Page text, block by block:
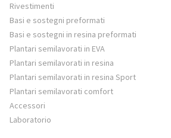
Rivestimenti
Basi e sostegni preformati
Basi e sostegni in resina preformati
Plantari semilavorati in EVA
Plantari semilavorati in resina
Plantari semilavorati in resina Sport
Plantari semilavorati comfort
Accessori
Laboratorio